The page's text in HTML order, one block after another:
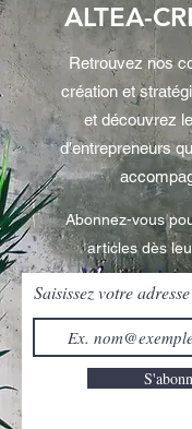
ALTEA-
Retrouvez nos
création et
et découvrez
d'entrepreneurs
Abonnez-vous
articles dès
Saisissez votre